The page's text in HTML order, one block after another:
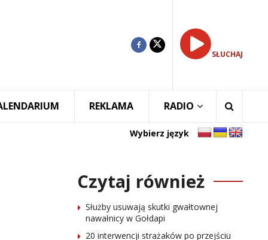
SŁUCHAJ
REKLAMA RADIO
Wybierz język
Czytaj również
Służby usuwają skutki gwałtownej
nawałnicy w Gołdapi
20 interwencji strażaków po przejściu